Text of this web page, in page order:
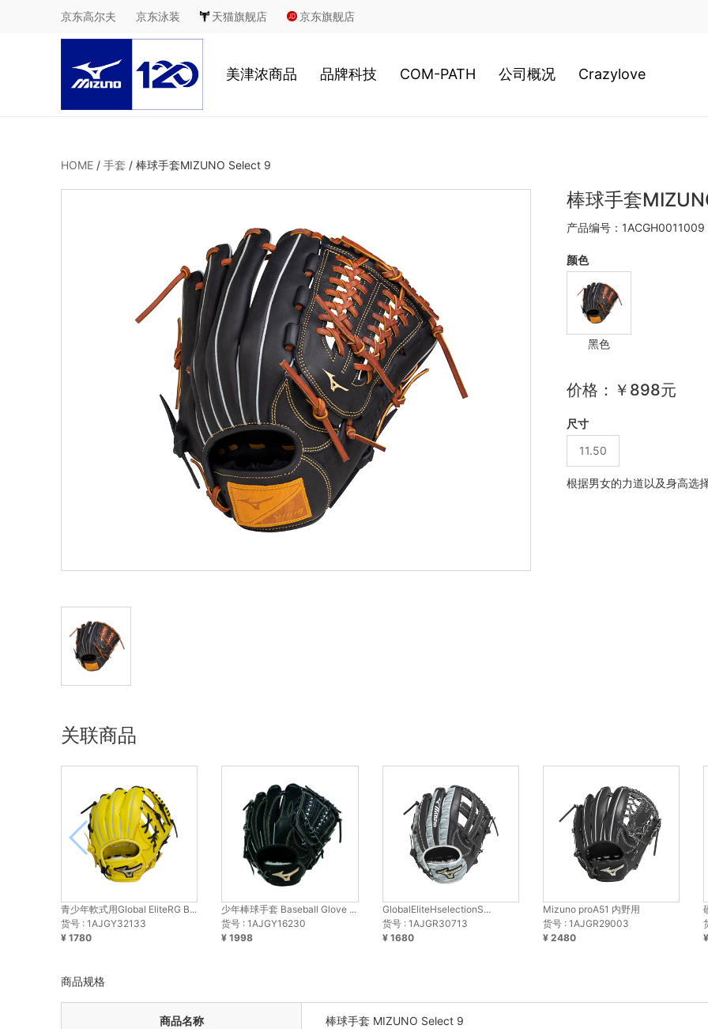
京东高尔夫 京东泳装 天猫旗舰店 京东旗舰店
美津浓商品
足球
休闲
室内综合运动
游泳
棒球
品牌科技
服装科技
2020新科技
COM-PATH 公司概况
经营理念
Crazylove
HOME / 手套 / 棒球手套MIZUNO Select 9
棒球手套
产品编号：1ACGH0011009
颜色
黑色
价格：￥898元
尺寸
11.50
根据男女的力道以及身高选
关联商品
青少年軟式用Global EliteRG B...
货号 : 1AJGY32133
¥ 1780
少年棒球手套 Baseball Glove ...
货号 : 1AJGY16230
¥ 1998
GlobalEliteHselectionS...
货号 : 1AJGR30713
¥ 1680
Mizuno proA51 内野用
货号 : 1AJGR29003
¥ 2480
商品规格
商品名称 棒球手套 MIZUNO Select 9